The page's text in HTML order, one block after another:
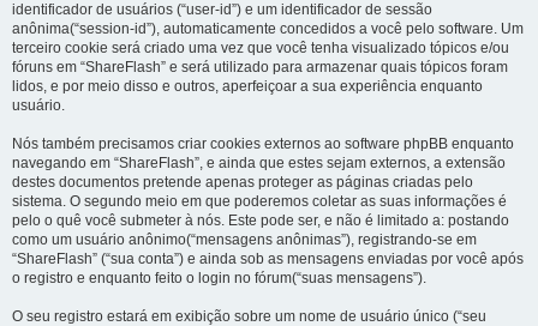
identificador de usuários (“user-id”) e um identificador de sessão
anônima(“session-id”), automaticamente concedidos a você pelo software. Um
terceiro cookie será criado uma vez que você tenha visualizado tópicos e/ou
fóruns em “ShareFlash” e será utilizado para armazenar quais tópicos foram
lidos, e por meio disso e outros, aperfeiçoar a sua experiência enquanto
usuário.
Nós também precisamos criar cookies externos ao software phpBB enquanto
navegando em “ShareFlash”, e ainda que estes sejam externos, a extensão
destes documentos pretende apenas proteger as páginas criadas pelo
sistema. O segundo meio em que poderemos coletar as suas informações é
pelo o quê você submeter à nós. Este pode ser, e não é limitado a: postando
como um usuário anônimo(“mensagens anônimas”), registrando-se em
“ShareFlash” (“sua conta”) e ainda sob as mensagens enviadas por você após
o registro e enquanto feito o login no fórum(“suas mensagens”).
O seu registro estará em exibição sobre um nome de usuário único (“seu